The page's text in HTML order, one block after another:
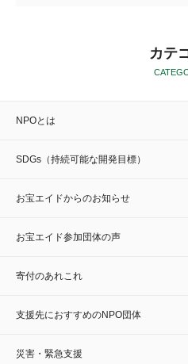
カテ
NPOとは
SDGs（持続可能な開発目標）
お宝エイドからのお知らせ
お宝エイド参加団体の声
寄付のあれこれ
支援先におすすめのNPO団体
災害・緊急支援